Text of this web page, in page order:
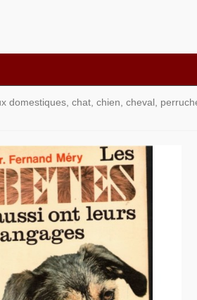
domestiques, chat, chien, cheval,